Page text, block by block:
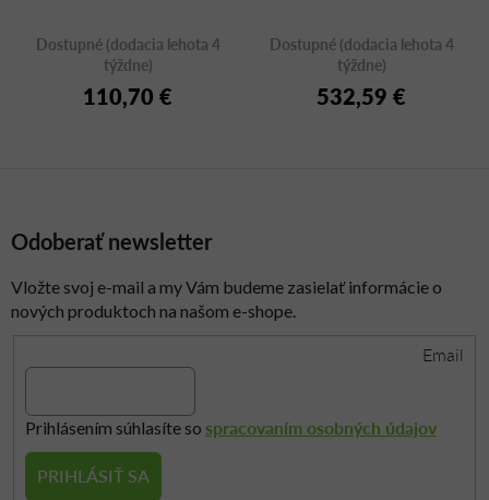
Dostupné (dodacia lehota 4
týždne)
110,70 €
Dostupné (dodacia lehota 4
týždne)
532,59 €
Odoberať newsletter
Vložte svoj e-mail a my Vám budeme zasielať informácie o
nových produktoch na našom e-shope.
Email
Prihlásením súhlasíte so spracovaním osobných údajov
PRIHLÁSIŤ SA